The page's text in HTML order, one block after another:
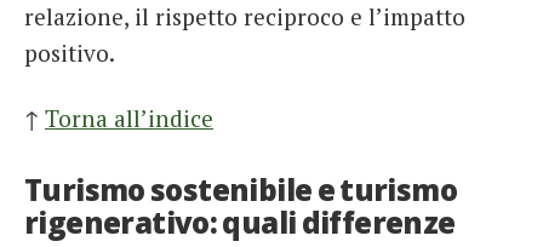
relazione, il rispetto reciproco e l’impatto
positivo.
↑ Torna all’indice
Turismo sostenibile e turismo
rigenerativo: quali differenze